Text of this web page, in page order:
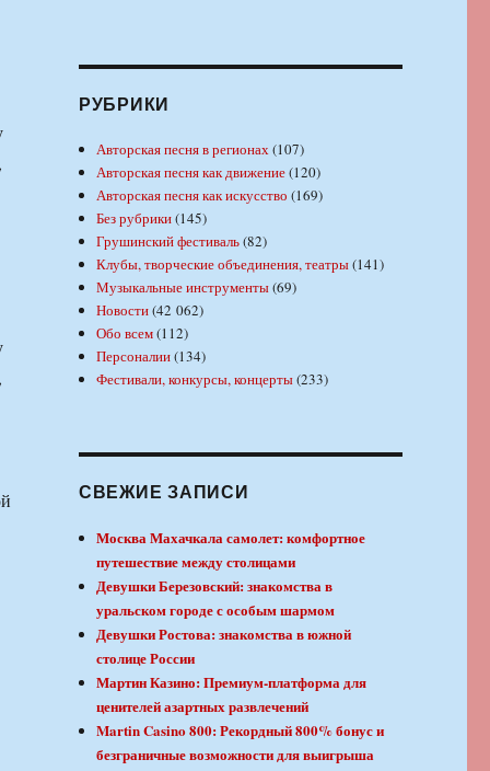
РУБРИКИ
Авторская песня в регионах(107)
Авторская песня как движение(120)
Авторская песня как искусство (169)
Без рубрики(145)
Грушинский фестиваль(82)
Клубы, творческие объединения, театры(141)
Музыкальные инструменты(69)
Новости(42 062)
Обо всем(112)
Персоналии(134)
Фестивали, конкурсы, концерты(233)
СВЕЖИЕ ЗАПИСИ
Москва Махачкала самолет: комфортное
путешествие между столицами
Девушки Березовский: знакомства в
уральском городе с особым шармом
Девушки Ростова: знакомства в южной
столице России
Мартин Казино: Премиум-платформа для
ценителей азартных развлечений
Martin Casino 800: Рекордный 800% бонус и
безграничные возможности для выигрыша